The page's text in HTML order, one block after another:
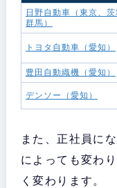
日野自動車（東京、茨
群馬）
トヨタ自動車（愛知）
豊田自動織機（愛知）
デンソー（愛知）
また、正社員に
によっても変わ
く変わります。